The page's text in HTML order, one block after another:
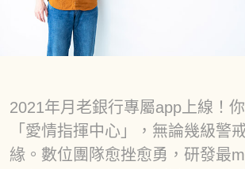
2021年月老銀行專屬app上線！
「愛情指揮中心」，無論幾級警
緣。數位團隊愈挫愈勇，研發最